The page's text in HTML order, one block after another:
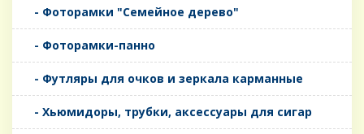
- Фоторамки "Семейное дерево"
- Фоторамки-панно
- Футляры для очков и зеркала карманные
- Хьюмидоры, трубки, аксессуары для сигар